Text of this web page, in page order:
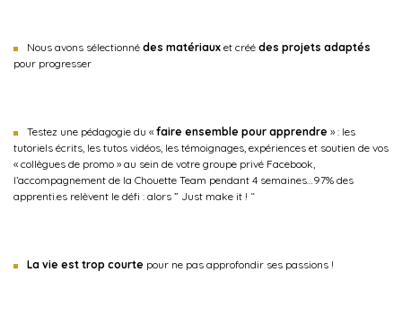
Nous avons sélectionné des matériaux et créé des projets adaptés
pour progresser
Testez une pédagogie du « faire ensemble pour apprendre » : les
tutoriels écrits, les tutos vidéos, les témoignages, expériences et soutien de vos
« collègues de promo » au sein de votre groupe privé Facebook,
l’accompagnement de la Chouette Team pendant 4 semaines…97% des
apprenti.es relèvent le défi : alors ” Just make it ! “
La vie est trop courte pour ne pas approfondir ses passions !